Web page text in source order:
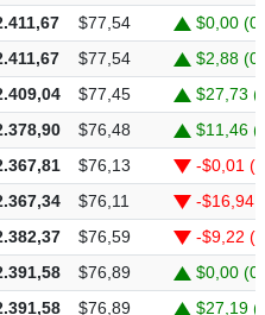
$77,54
$0,00
$77,54
$2,88
$77,45
$27,73
$76,48
$11,46
$76,13
-$0,01 (-
$76,11
-$16,94
$76,59
-$9,22 (-
$76,89
$0,00
$76,89 $27,19